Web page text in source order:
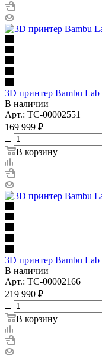
3D принтер Bambu
В наличии
Арт.: TC-00002551
169 999 ₽
В корзину
3D принтер Bambu
В наличии
Арт.: TC-00002166
219 990 ₽
В корзину